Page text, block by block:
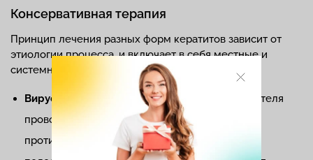
Консервативная терапия
Принцип лечения разных форм кератитов зависит от
этиологии процесса, и включает в себя местные и
системные этиотропные препараты:
Вирусные кератиты.
Для подавления возбудителя
проводят инстилляцию и аппликацию
противовирусных мазей в конъюнктивальную